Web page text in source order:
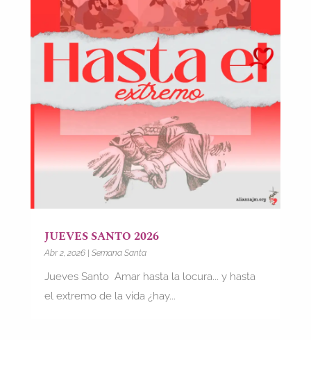
JUEVES SANTO 2026
Abr 2, 2026| Semana Santa
Jueves Santo Amar hasta la locura... y hasta
el extremo de la vida ¿hay...